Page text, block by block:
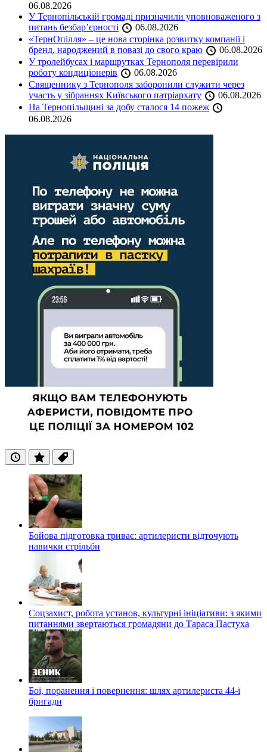
06.08.2026
У Тернопільській громаді призначили уповноваженого з
питань безбар’єрності
06.08.2026
«ТернОпілля» – це нова сторінка розвитку компанії і
бренд, народжений в повазі до свого краю
06.08.2026
У тролейбусах і маршрутках Тернополя перевірили
роботу кондиціонерів
06.08.2026
Священнику з Тернополя заборонили служити через
участь у зібраннях Київського патріархату
06.08.2026
На Тернопільщині за добу сталося 14 пожеж
06.08.2026
ОстанніПопулярні
Теги
Бойова підготовка триває: артилеристи відточують
навички стрільби
Соцзахист, робота установ, культурні ініціативи: з якими
питаннями звертаються громадяни до Тараса Пастуха
Бої, поранення і повернення: шлях артилериста 44-ї
бригади